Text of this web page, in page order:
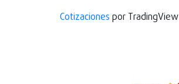
Cotizaciones por TradingView